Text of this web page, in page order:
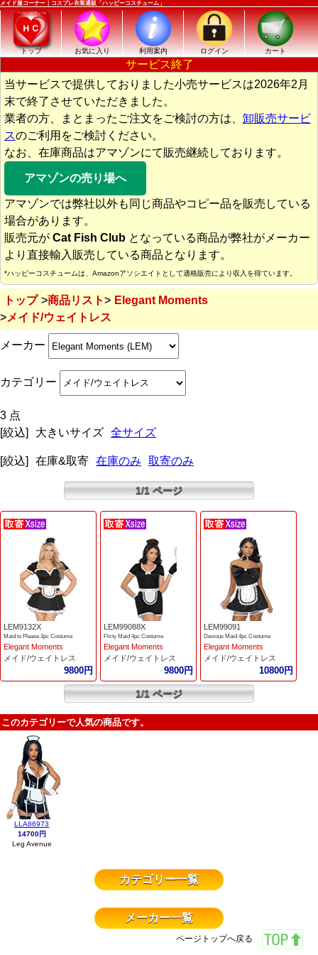
メイド服コーナー｜コスプレ衣装通販「ハッピーコスチューム」
トップ お気に入り 利用案内 ログイン カート
サービス終了
当サービスで提供しておりました小売サービスは2026年2月
末で終了させていただきました。
業者の方、まとまったご注文をご検討の方は、 卸販売サービ
スのご利用をご検討ください。
なお、在庫商品はアマゾンにて販売継続しております。
アマゾンの売り場へ
アマゾンでは弊社以外も同じ商品やコピー品を販売している
場合があります。
販売元が Cat Fish Club となっている商品が弊社がメーカー
より直接輸入販売している商品となります。
*ハッピーコスチュームは、Amazonアソシエイトとして適格販売により収入を得ています。
トップ 商品リスト
Elegant Moments
メイド/ウェイトレス
メーカー
カテゴリー
3 点
[絞込]
大きいサイズ 全サイズ
[絞込] 在庫&取寄 在庫のみ 取寄のみ
1/1 ページ
LEM9132X
Maid to Please 3pc Costume
Elegant Moments
メイド/ウェイトレス
9800円
LEM99088X
Flirty Maid 4pc Costume
Elegant Moments
メイド/ウェイトレス
9800円
LEM99091
Devious Maid 4pc Costume
Elegant Moments
メイド/ウェイトレス
10800円
1/1 ページ
このカテゴリーで人気の商品です。
LLA86973
14700円
Leg Avenue
カテゴリー一覧
メーカー一覧
ページトップへ戻る